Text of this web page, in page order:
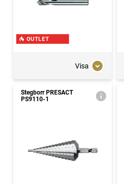
OUTLET
Visa
Stegborr PRESACT
PS9110-1